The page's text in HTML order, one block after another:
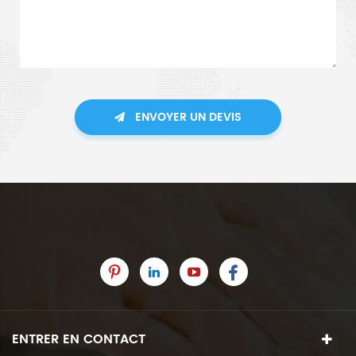
ENVOYER UN DEVIS
ENTRER EN CONTACT